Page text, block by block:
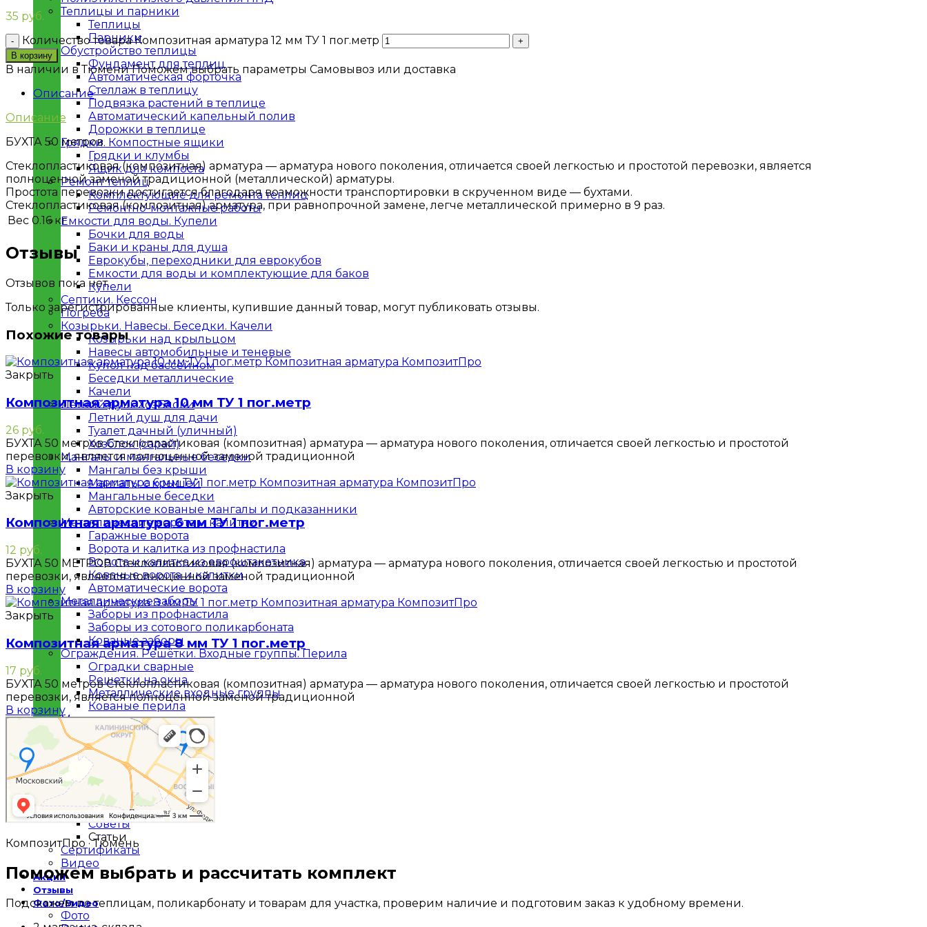
Теплицы и парники
Теплицы
Парники
Обустройство теплицы
Фундамент для теплиц
Автоматическая форточка
Стеллаж в теплицу
Подвязка растений в теплице
Автоматический капельный полив
Дорожки в теплице
Грядки. Компостные ящики
Грядки и клумбы
Ящик для компоста
Ремонт теплиц
Комплектующие для ремонта теплиц
Ремонтно-монтажные работы
Емкости для воды. Купели
Бочки для воды
Баки и краны для душа
Еврокубы, переходники для еврокубов
Емкости для воды и комплектующие для баков
Купели
Септики. Кессон
Погреба
Козырьки. Навесы. Беседки. Качели
Козырьки над крыльцом
Навесы автомобильные и теневые
Купол над бассейном
Беседки металлическиe
Качели
Летний душ. ХозБлоки
Летний душ для дачи
Туалет дачный (уличный)
Хозблок (сарай)
Мангалы и мангальные беседки
Мангалы без крыши
Мангалы с крышей
Мангальные беседки
Авторские кованые мангалы и подказанники
Металлическиe ворота и калитки
Гаражные ворота
Ворота и калитка из профнастила
Ворота и калитка из евроштакетника
Кованые ворота и калитки
Автоматические ворота
Металлическиe заборы
Заборы из профнастила
Заборы из сотового поликарбоната
Кованые заборы
Ограждения. Решётки. Входные группы. Перила
Оградки сварные
Решетки на окна
Металлические входные группы
Кованые перила
Мягкие окна
Композитная арматура
О компании
О нас
Доставка
Фирмам
Блог
Новости
Советы
Статьи
Сертификаты
Видео
Акции
Отзывы
Фото/Видео
Фото
35 руб.
Количество товара Композитная арматура 12 мм ТУ 1 пог.метр
В корзину
В наличии в Тюмени Поможем выбрать параметры Самовывоз или доставка
Описание
Описание
БУХТА 50 метров
Стеклопластиковая (композитная) арматура — арматура нового поколения, отличается своей легкостью и простотой перевозки, является
полноценной заменой традиционной (металлической) арматуры.
Простота перевозки достигается благодаря возможности транспортировки в скрученном виде — бухтами.
Стеклопластиковая (композитная) арматура, при равнопрочной замене, легче металлической примерно в 9 раз.
Вес 0.16 кг
Отзывы
Отзывов пока нет.
Только зарегистрированные клиенты, купившие данный товар, могут публиковать отзывы.
Похожие товары
Закрыть
Композитная арматура 10 мм ТУ 1 пог.метр
26 руб.
БУХТА 50 метров Стеклопластиковая (композитная) арматура — арматура нового поколения, отличается своей легкостью и простотой
перевозки, является полноценной заменой традиционной
В корзину
Закрыть
Композитная арматура 6 мм ТУ 1 пог.метр
12 руб.
БУХТА 50 МЕТРОВ Стеклопластиковая (композитная) арматура — арматура нового поколения, отличается своей легкостью и простотой
перевозки, является полноценной заменой традиционной
В корзину
Закрыть
Композитная арматура 8 мм ТУ 1 пог.метр
17 руб.
БУХТА 50 метров Стеклопластиковая (композитная) арматура — арматура нового поколения, отличается своей легкостью и простотой
перевозки, является полноценной заменой традиционной
В корзину
КомпозитПро · Тюмень
Поможем выбрать и рассчитать комплект
Подскажем по теплицам, поликарбонату и товарам для участка, проверим наличие и подготовим заказ к удобному времени.